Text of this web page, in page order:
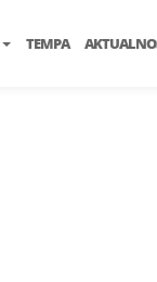
TEMPA